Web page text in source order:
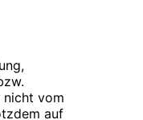
o.g.
nicht vom
auf